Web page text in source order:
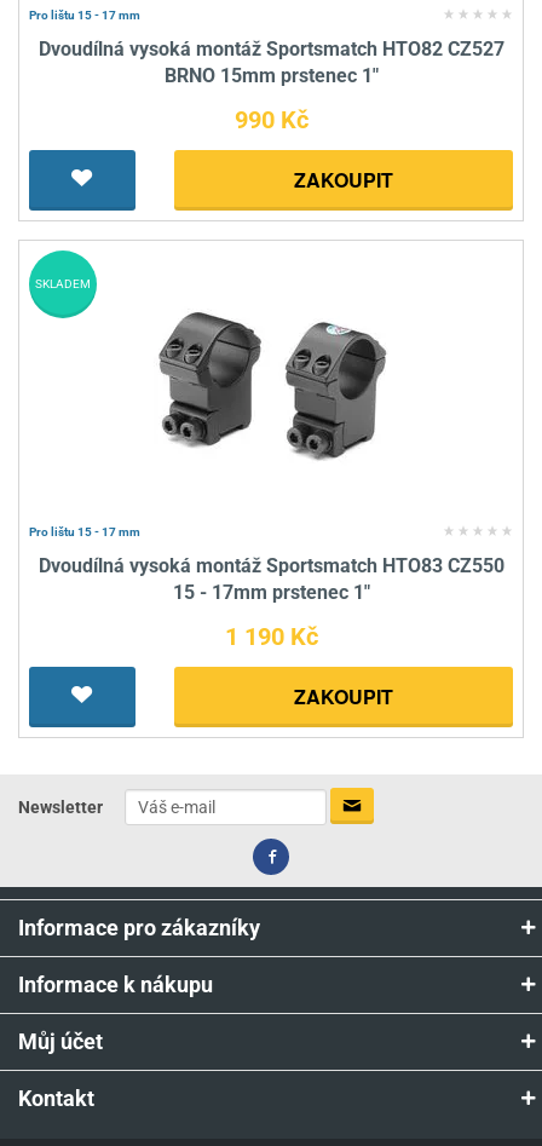
Pro lištu 15 - 17 mm
Dvoudílná vysoká montáž Sportsmatch HTO82 CZ527
BRNO 15mm prstenec 1"
990 Kč
ZAKOUPIT
Pro lištu 15 - 17 mm
Dvoudílná vysoká montáž Sportsmatch HTO83 CZ550
15 - 17mm prstenec 1"
1 190 Kč
ZAKOUPIT
SKLADEM
Newsletter
Informace pro zákazníky
Informace k nákupu
Můj účet
Kontakt